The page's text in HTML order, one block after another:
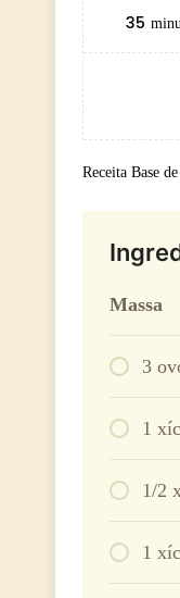
35
Receita Base
Massa
3
1
1/2
1